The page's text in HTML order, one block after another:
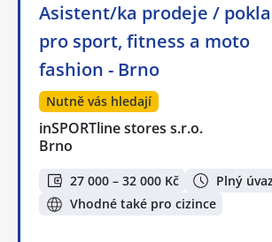
Asistent/ka prodeje /
pro sport, fitness a moto
fashion - Brno
Nutně vás hledají
inSPORTline stores s.r.o.
Brno
27 000 – 32 000 Kč
Plný
Vhodné také pro cizince